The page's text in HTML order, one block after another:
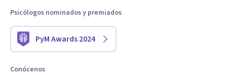
Psicólogos nominados y premiados
PyM Awards 2024
Conócenos